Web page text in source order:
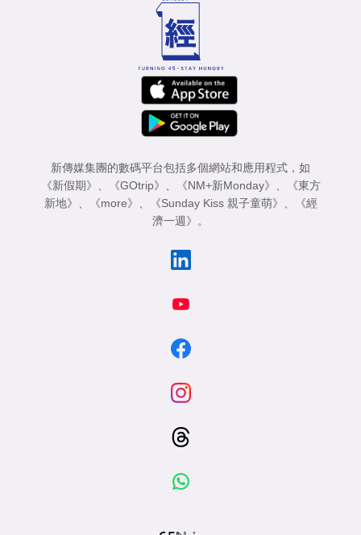
新傳媒集團的數碼平台包括多個網站和應用程式，如
《新假期》 、 《GOtrip》 、 《NM+新Monday》 、
《東方
新地》 、 《more》 、 《Sunday Kiss 親子童萌》 、
《經
濟一週》 。